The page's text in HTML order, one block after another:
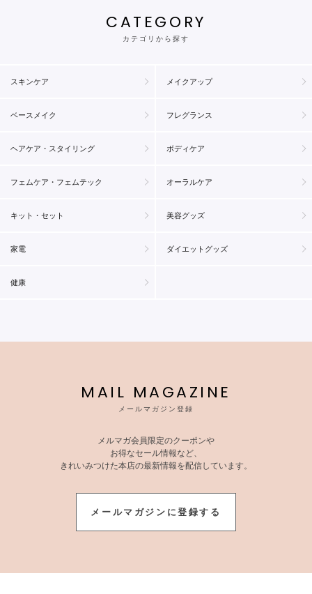
CATEGORY
カテゴリから探す
スキンケア メイクアップ
ベースメイク フレグランス
ヘアケア・スタイリング ボディケア
フェムケア・フェムテック オーラルケア
キット・セット 美容グッズ
家電 ダイエットグッズ
健康
MAIL MAGAZINE
メールマガジン登録
メルマガ会員限定のクーポンや
お得なセール情報など、
きれいみつけた本店の最新情報を配信しています。
メールマガジンに登録する